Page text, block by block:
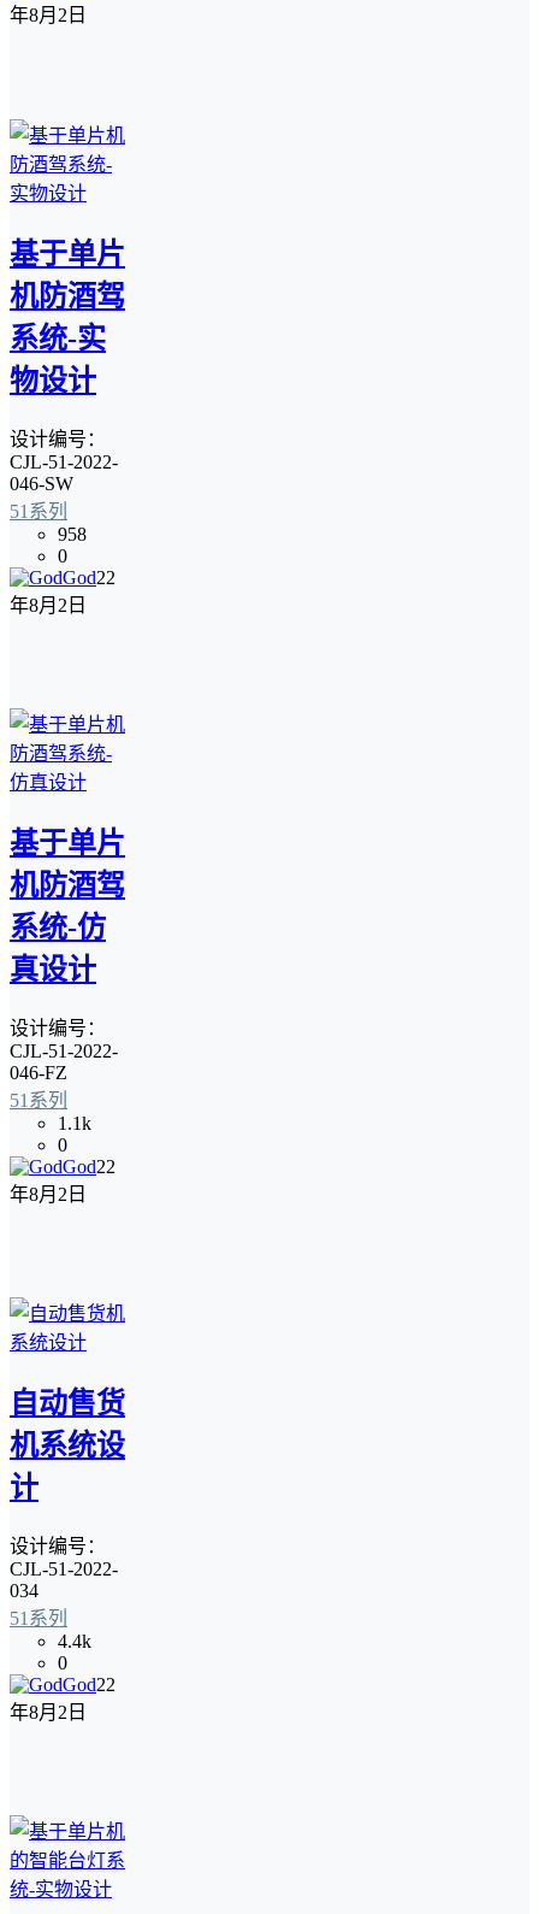
年8月2日
基于单片
机防酒驾
系统-实
物设计
设计编号：
CJL-51-2022-
046-SW
51系列
958
0
God22
年8月2日
基于单片
机防酒驾
系统-仿
真设计
设计编号：
CJL-51-2022-
046-FZ
51系列
1.1k
0
God22
年8月2日
自动售货
机系统设
计
设计编号：
CJL-51-2022-
034
51系列
4.4k
0
God22
年8月2日